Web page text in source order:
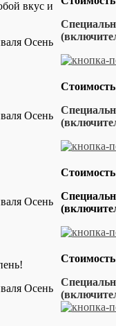
вкус и